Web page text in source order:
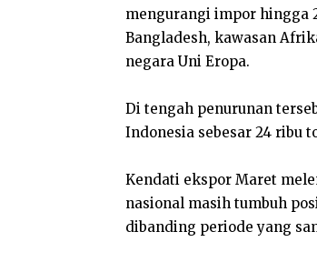
mengurangi impor hingga
Bangladesh, kawasan
negara Uni Eropa.
Di tengah penurunan
Indonesia sebesar 24 ribu
Kendati ekspor Maret
nasional masih tumbuh
dibanding periode yang